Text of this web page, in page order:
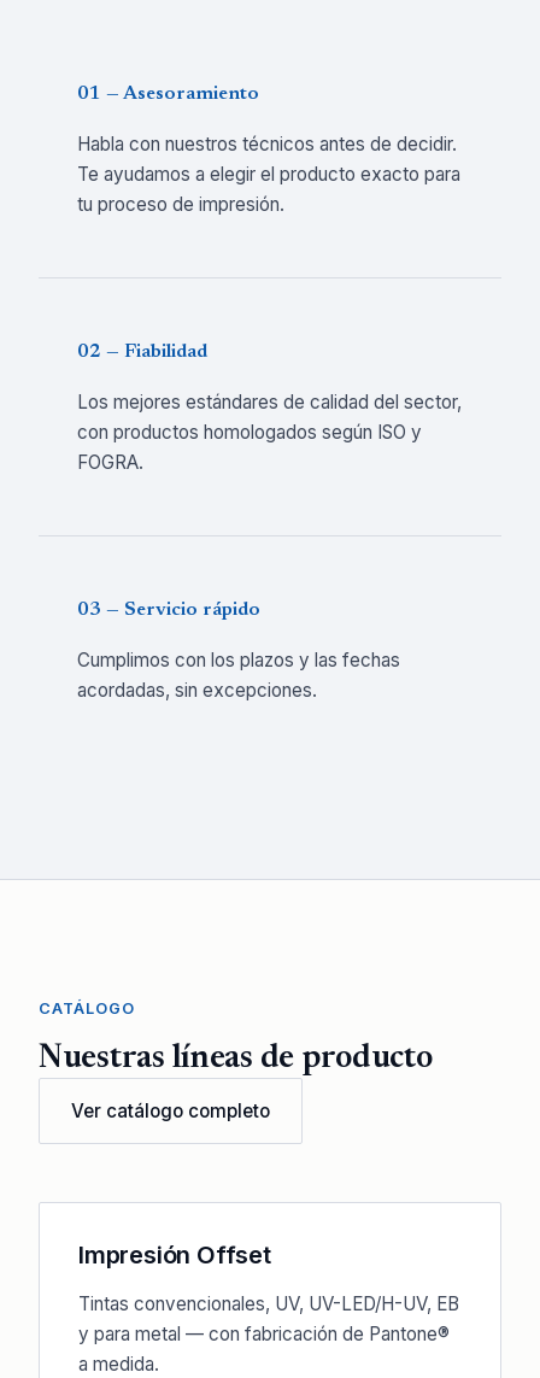
01 — Asesoramiento
Habla con nuestros técnicos antes de decidir.
Te ayudamos a elegir el producto exacto para
tu proceso de impresión.
02 — Fiabilidad
Los mejores estándares de calidad del sector,
con productos homologados según ISO y
FOGRA.
03 — Servicio rápido
Cumplimos con los plazos y las fechas
acordadas, sin excepciones.
CATÁLOGO
Nuestras líneas de producto
Ver catálogo completo
Impresión Offset
Tintas convencionales, UV, UV-LED/H-UV, EB
y para metal — con fabricación de Pantone®
a medida.